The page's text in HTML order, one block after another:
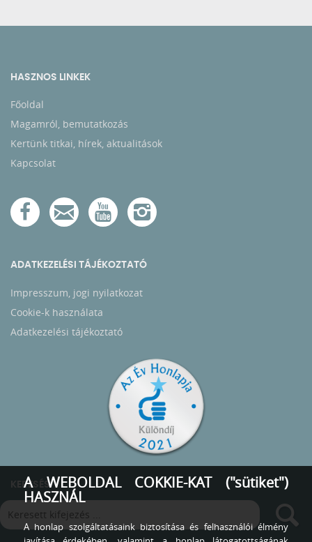
HASZNOS LINKEK
Főoldal
Magamról, bemutatkozás
Kertünk titkai, hírek, aktualitások
Kapcsolat
ADATKEZELÉSI TÁJÉKOZTATÓ
Impresszum, jogi nyilatkozat
Cookie-k használata
Adatkezelési tájékoztató
KERESÉS
A WEBOLDAL COKKIE-KAT ("sütiket")
HASZNÁL
A honlap szolgáltatásaink biztosítása és felhasználói élmény